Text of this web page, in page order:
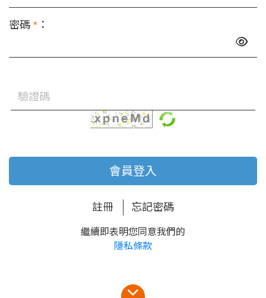
密碼 * ：
會員登入
註冊 忘記密碼
繼續即表明您同意我們的
隱私條款